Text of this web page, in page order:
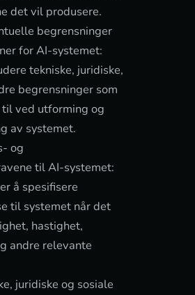
det vil produsere.
begrensninger
for AI-systemet:
tekniske, juridiske,
begrensninger som
til ved utforming og
av systemet.
og
til AI-systemet:
å spesifisere
til systemet når det
hastighet,
andre relevante
juridiske og sosiale